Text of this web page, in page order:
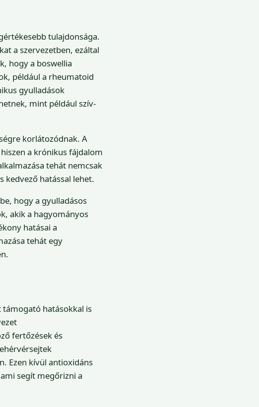
tulajdonsága.
a szervezetben, ezáltal
hogy a boswellia
például a rheumatoid
gyulladások
mint például szív-
korlátozódnak. A
a krónikus fájdalom
tehát nemcsak
kedvező hatással lehet.
hogy a gyulladásos
akik a hagyományos
hatásai a
tehát egy
hatásokkal is
fertőzések és
Ezen kívül antioxidáns
segít megőrizni a